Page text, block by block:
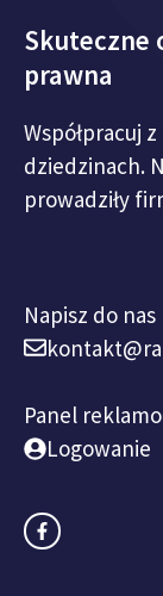
Skuteczne
prawna
Współpracuj
dziedzinach.
prowadziły
Napisz do nas
Panel
Logowanie